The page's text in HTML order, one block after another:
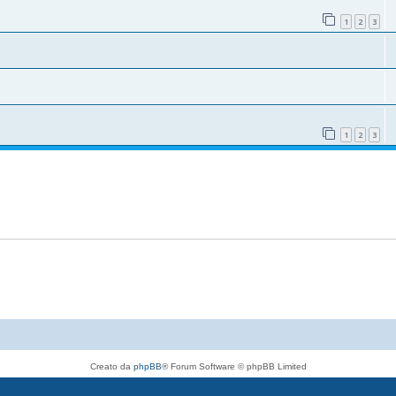
1 2 3
1 2 3
Creato da phpBB® Forum Software © phpBB Limited